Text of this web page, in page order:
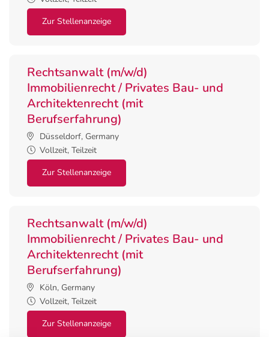
Zur Stellenanzeige
Rechtsanwalt (m/w/d)
Immobilienrecht / Privates Bau- und
Architektenrecht (mit
Berufserfahrung)
Düsseldorf, Germany
Vollzeit, Teilzeit
Zur Stellenanzeige
Rechtsanwalt (m/w/d)
Immobilienrecht / Privates Bau- und
Architektenrecht (mit
Berufserfahrung)
Köln, Germany
Vollzeit, Teilzeit
Zur Stellenanzeige